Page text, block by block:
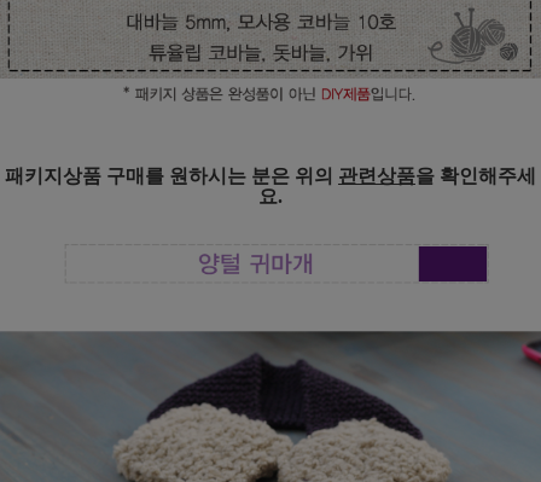
패키지상품 구매를 원하시는 분은 위의 관련상품을 확인해주세
요.